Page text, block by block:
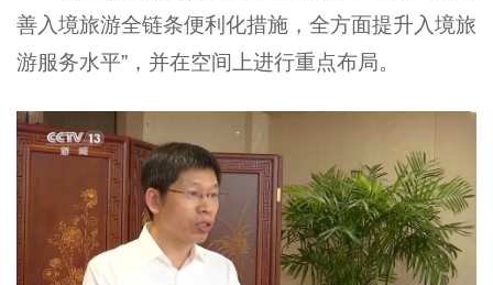
善入境旅游全链条便利化措施，全方面提升入境旅
游服务水平”，并在空间上进行重点布局。